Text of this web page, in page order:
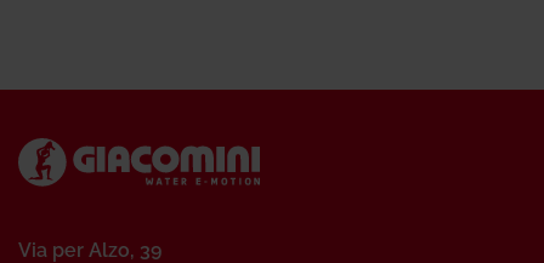
Via per Alzo, 39